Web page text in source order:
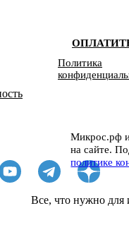
Микрос.рф
на сайте.
политике
Политика
Все, что нужно для